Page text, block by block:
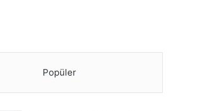
Popüler